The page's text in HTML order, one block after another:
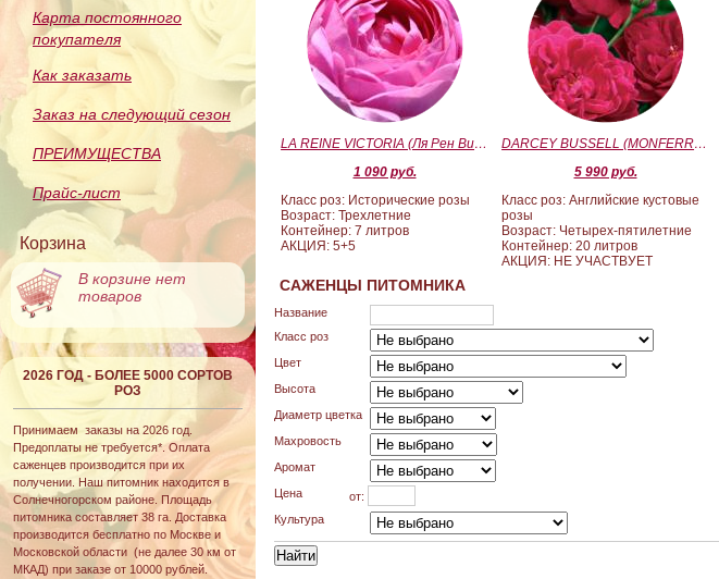
Карта постоянного
покупателя
Как заказать
Заказ на следующий сезон
ПРЕИМУЩЕСТВА
Прайс-лист
Корзина
В корзине нет
товаров
2026 ГОД - БОЛЕЕ 5000 СОРТОВ
РОЗ
Принимаем заказы на 2026 год.
Предоплаты не требуется*. Оплата
саженцев производится при их
получении. Наш питомник находится в
Солнечногорском районе. Площадь
питомника составляет 38 га. Доставка
производится бесплатно по Москве и
Московской области (не далее 30 км от
МКАД) при заказе от 10000 рублей.
LA REINE VICTORIA (Ля Рен Виктория)
1 090 руб.
Класс роз: Исторические розы
Возраст: Трехлетние
Контейнер: 7 литров
АКЦИЯ: 5+5
DARCEY BUSSELL (MONFERRATO) (Дарси Басл)
5 990 руб.
Класс роз: Английские кустовые
розы
Возраст: Четырех-пятилетние
Контейнер: 20 литров
АКЦИЯ: НЕ УЧАСТВУЕТ
САЖЕНЦЫ ПИТОМНИКА
Название
Класс роз
Цвет
Высота
Диаметр цветка
Махровость
Аромат
Цена
от:
Культура